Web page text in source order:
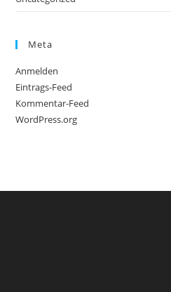
Meta
Anmelden
Eintrags-Feed
Kommentar-Feed
WordPress.org